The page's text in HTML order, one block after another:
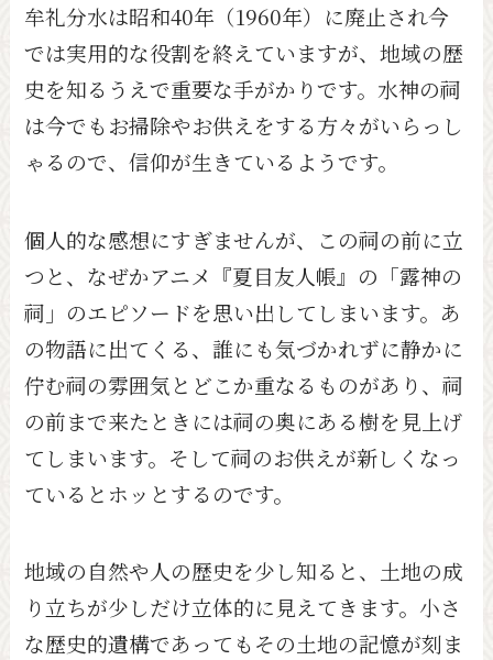
牟礼分水は昭和40年（1960年）に廃止され今
では実用的な役割を終えていますが、地域の歴
史を知るうえで重要な手がかりです。水神の祠
は今でもお掃除やお供えをする方々がいらっし
ゃるので、信仰が生きているようです。
個人的な感想にすぎませんが、この祠の前に立
つと、なぜかアニメ『夏目友人帳』の「露神の
祠」のエピソードを思い出してしまいます。あ
の物語に出てくる、誰にも気づかれずに静かに
佇む祠の雰囲気とどこか重なるものがあり、祠
の前まで来たときには祠の奥にある樹を見上げ
てしまいます。そして祠のお供えが新しくなっ
ているとホッとするのです。
地域の自然や人の歴史を少し知ると、土地の成
り立ちが少しだけ立体的に見えてきます。小さ
な歴史的遺構であってもその土地の記憶が刻ま